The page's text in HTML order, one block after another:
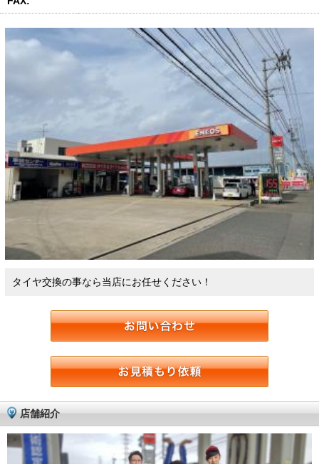
タイヤ交換の事なら当店にお任せください！
店舗紹介